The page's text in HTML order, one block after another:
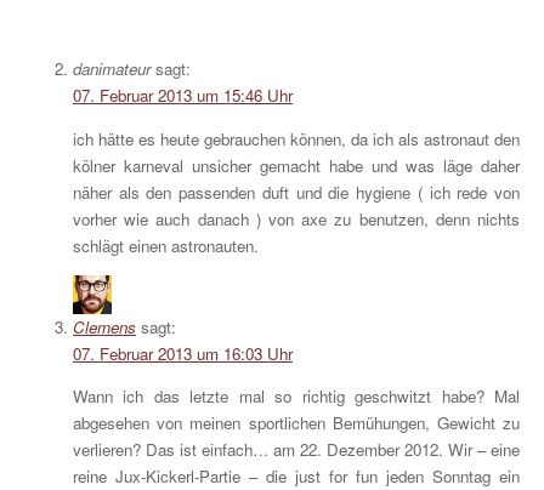
danimateur sagt:
07. Februar 2013 um 15:46 Uhr
ich hätte es heute gebrauchen können, da ich als astronaut den
kölner karneval unsicher gemacht habe und was läge daher
näher als den passenden duft und die hygiene ( ich rede von
vorher wie auch danach ) von axe zu benutzen, denn nichts
schlägt einen astronauten.
Clemens sagt:
07. Februar 2013 um 16:03 Uhr
Wann ich das letzte mal so richtig geschwitzt habe? Mal
abgesehen von meinen sportlichen Bemühungen, Gewicht zu
verlieren? Das ist einfach… am 22. Dezember 2012. Wir – eine
reine Jux-Kickerl-Partie – die just for fun jeden Sonntag ein